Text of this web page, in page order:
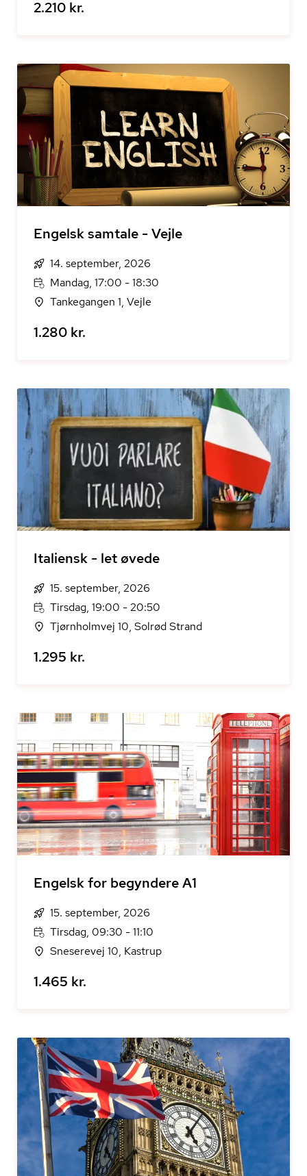
2.210 kr.
Engelsk samtale - Vejle
14. september, 2026
Mandag, 17:00 - 18:30
Tankegangen 1, Vejle
1.280 kr.
Italiensk - let øvede
15. september, 2026
Tirsdag, 19:00 - 20:50
Tjørnholmvej 10, Solrød Strand
1.295 kr.
Engelsk for begyndere A1
15. september, 2026
Tirsdag, 09:30 - 11:10
Sneserevej 10, Kastrup
1.465 kr.